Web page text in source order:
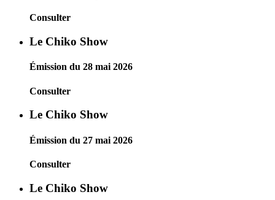
Consulter
Le Chiko Show
Émission du 28 mai 2026
Consulter
Le Chiko Show
Émission du 27 mai 2026
Consulter
Le Chiko Show